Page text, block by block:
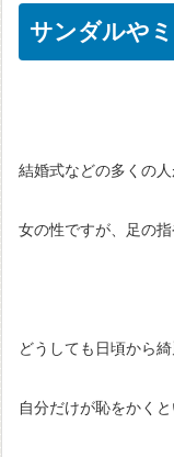
サンダルや
結婚式などの多くの
女の性ですが、足の
どうしても日頃から
自分だけが恥をかく